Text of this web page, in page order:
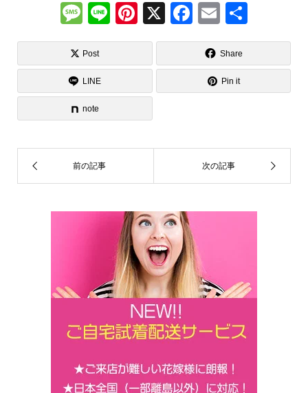
M
e
ss
a
g
e
Li
n
Pi
nt
st
X
F
a
c
e
b
o
k
E
m
ail
有
Post Share
LINE Pin it
note